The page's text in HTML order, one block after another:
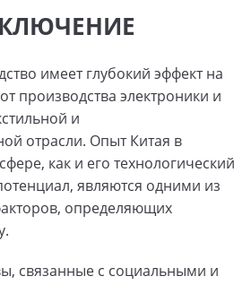
имеет глубокий эффект на
производства электроники и
и
отрасли. Опыт Китая в
как и его технологический
являются одними из
определяющих
связанные с социальными и